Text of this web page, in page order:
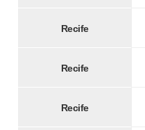
Recife
Recife
Recife